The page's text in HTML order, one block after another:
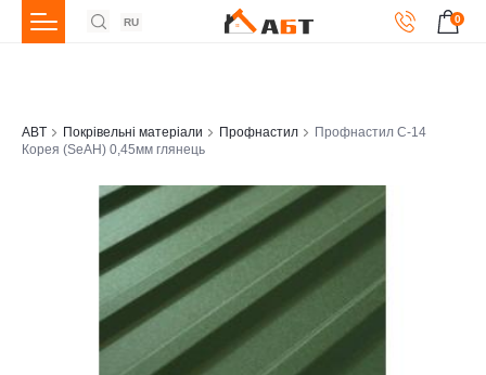
RU 0
ABT Покрівельні матеріали Профнастил
Профнастил С-14
Корея (SeAH) 0,45мм глянець